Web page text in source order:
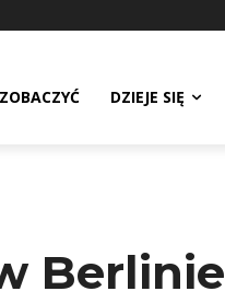
DZIEJE SIĘ
Berlinie